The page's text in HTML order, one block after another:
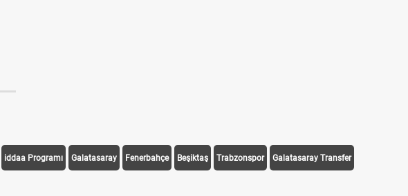
iddaa Programı Galatasaray Fenerbahçe Beşiktaş Trabzonspor Galatasaray Transfer